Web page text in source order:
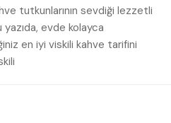
tutkunlarının sevdiği lezzetli
evde kolayca‌
en ‍iyi⁣ viskili kahve tarifini